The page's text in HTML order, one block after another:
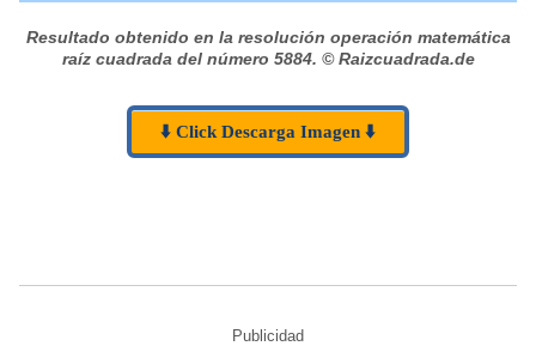
Resultado obtenido en la resolución operación matemática
raíz cuadrada del número 5884. © Raizcuadrada.de
⬇️ Click Descarga Imagen ⬇️
Publicidad